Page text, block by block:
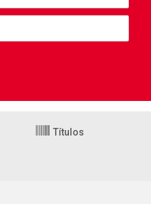
Títulos